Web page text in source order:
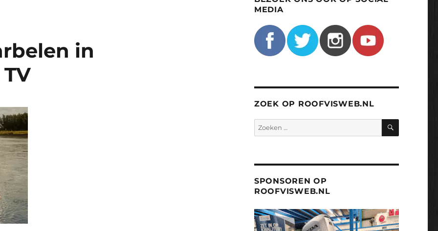
in
MEDIA
ZOEK OP ROOFVISWEB.NL
Zoeken
naar:
ZOEKEN
SPONSOREN OP
ROOFVISWEB.NL